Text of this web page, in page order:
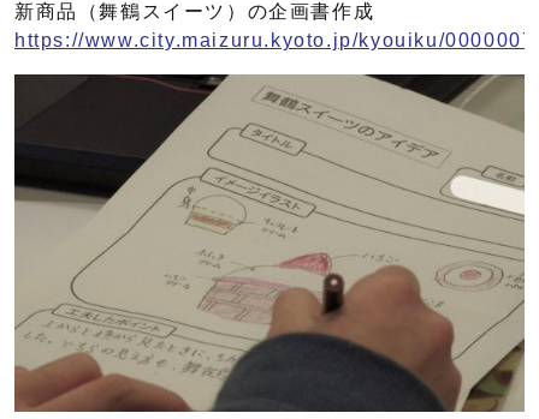
新商品（舞鶴スイーツ）の企画書作成
https://www.city.maizuru.kyoto.jp/kyouiku/